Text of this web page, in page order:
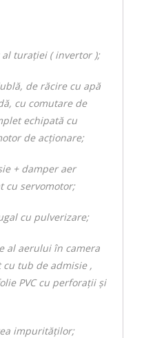
;
turaţiei ( invertor );
de răcire cu apă
cu comutare de
echipată cu
de acţionare;
+ damper aer
cu servomotor;
cu pulverizare;
al aerului în camera
tub de admisie ,
PVC cu perforaţii şi
impurităţilor;